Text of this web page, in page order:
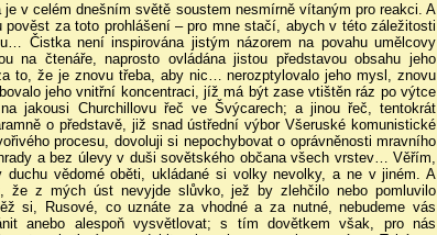
v celém dnešním světě soustem nesmírně vítaným pro reakci. A
za toto prohlášení – pro mne stačí, abych v této záležitosti
Čistka není inspirována jistým názorem na povahu umělcovy
na čtenáře, naprosto ovládána jistou představou obsahu jeho
to, že je znovu třeba, aby nic… nerozptylovalo jeho mysl, znovu
jeho vnitřní koncentraci, jíž má být zase vtištěn ráz po výtce
jakousi Churchillovu řeč ve Švýcarech; a jinou řeč, tentokrát
o představě, již snad ústřední výbor Všeruské komunistické
procesu, dovoluji si nepochybovat o oprávněnosti mravního
a bez úlevy v duši sovětského občana všech vrstev… Věřím,
vědomé oběti, ukládané si volky nevolky, a ne v jiném. A
že z mých úst nevyjde slůvko, jež by zlehčilo nebo pomluvilo
si, Rusové, co uznáte za vhodné a za nutné, nebudeme vás
anebo alespoň vysvětlovat; s tím dovětkem však, pro nás